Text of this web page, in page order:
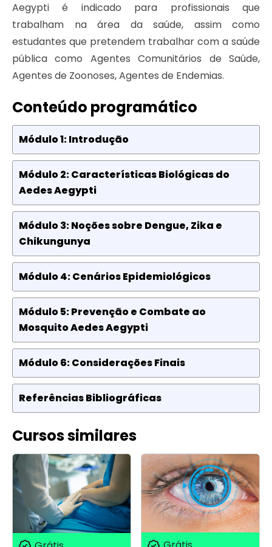
Aegypti é indicado para profissionais que
trabalham na área da saúde, assim como
estudantes que pretendem trabalhar com a saúde
pública como Agentes Comunitários de Saúde,
Agentes de Zoonoses, Agentes de Endemias.
Conteúdo programático
Módulo 1: Introdução
Módulo 2: Características Biológicas do
Aedes Aegypti
Módulo 3: Noções sobre Dengue, Zika e
Chikungunya
Módulo 4: Cenários Epidemiológicos
Módulo 5: Prevenção e Combate ao
Mosquito Aedes Aegypti
Módulo 6: Considerações Finais
Referências Bibliográficas
Cursos similares